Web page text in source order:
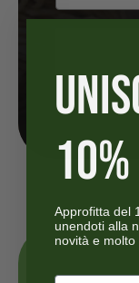
10%
Approfitta del
unendoti alla
novità e